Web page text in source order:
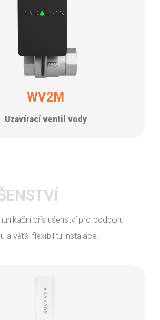
WV2M
Uzavírací ventil vody
příslušenství pro podporu
a větší flexibilitu instalace.